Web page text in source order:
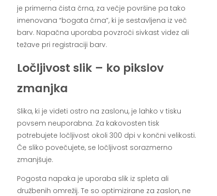
je primerna čista črna, za večje površine pa tako
imenovana “bogata črna”, ki je sestavljena iz več
barv. Napačna uporaba povzroči sivkast videz ali
težave pri registraciji barv.
Ločljivost slik – ko pikslov
zmanjka
Slika, ki je videti ostro na zaslonu, je lahko v tisku
povsem neuporabna. Za kakovosten tisk
potrebujete ločljivost okoli 300 dpi v končni velikosti.
Če sliko povečujete, se ločljivost sorazmerno
zmanjšuje.
Pogosta napaka je uporaba slik iz spleta ali
družbenih omrežij. Te so optimizirane za zaslon, ne